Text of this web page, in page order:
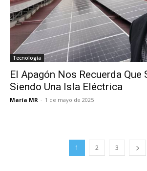
Tecnología
El Apagón Nos Recuerda Que
Siendo Una Isla Eléctrica
María MR - 1 de mayo de 2025
1 2 3